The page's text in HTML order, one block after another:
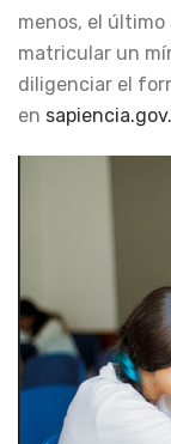
menos, el
matricular un
diligenciar el
en